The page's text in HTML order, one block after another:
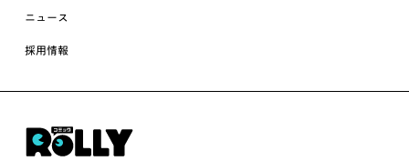
ニュース
採用情報